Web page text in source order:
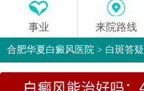
事业 来院路线
合肥华夏白癜风医院 > 白斑答疑